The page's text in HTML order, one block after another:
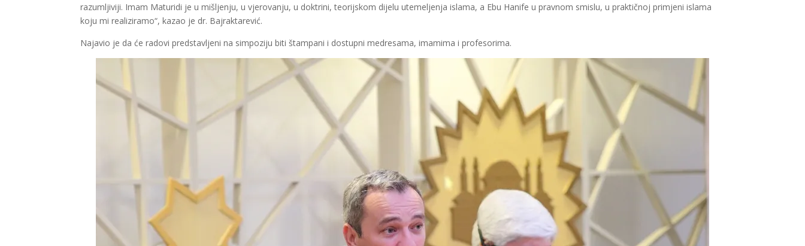
razumljiviji. Imam Maturidi je u mišljenju, u vjerovanju, u doktrini, teorijskom dijelu utemeljenja islama, a Ebu Hanife u pravnom smislu, u praktičnoj primjeni islama
koju mi realiziramo“, kazao je dr. Bajraktarević.
Najavio je da će radovi predstavljeni na simpoziju biti štampani i dostupni medresama, imamima i profesorima.